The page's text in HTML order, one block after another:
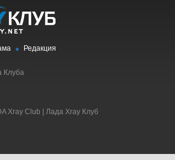
Редакция
Клуба
Xray Club | Лада Xray Клуб